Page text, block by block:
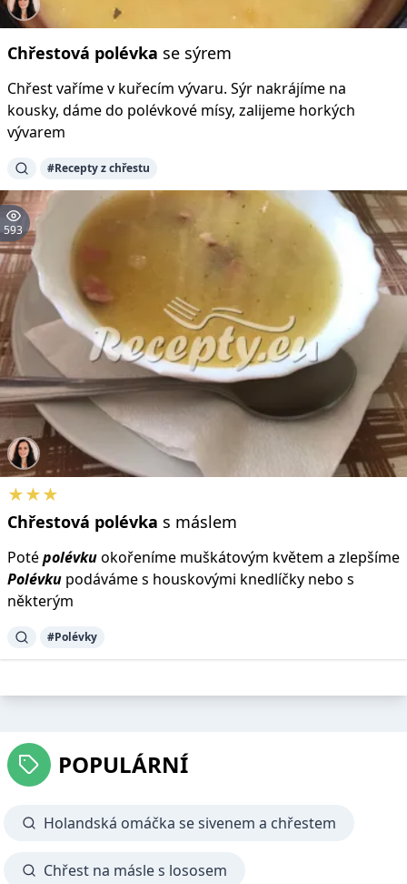
Chřestová polévka se sýrem
Chřest vaříme v kuřecím vývaru. Sýr nakrájíme na
kousky, dáme do polévkové mísy, zalijeme horkých
vývarem
#Recepty z chřestu
593
★★★
Chřestová polévka s máslem
Potépolévkuokořeníme muškátovým květem a zlepšíme
Polévku podáváme s houskovými knedlíčky nebo s
některým
#Polévky
POPULÁRNÍ
Holandská omáčka se sivenem a chřestem
Chřest na másle s lososem